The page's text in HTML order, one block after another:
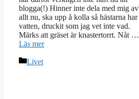
blogga(!) Hinner inte dela med mig av
allt nu, ska upp å kolla så hästarna har
vatten, druckit som jag vet inte vad.
Märks att gräset är knastertorrt. Nåt …
Läs mer
Kategorier
Livet